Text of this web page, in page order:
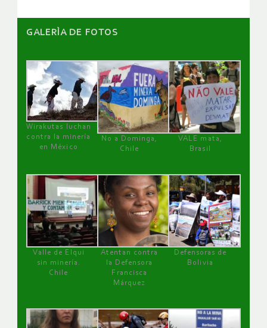
GALERÌA DE FOTOS
Wirakutas luchan
contra la minería
en México
No a Dominga,
Chile
VALE mata,
Brasil
Valle de Elqui
sin minería.
Chile
Atentan contra
la Defensora
Francisca
Márquez
Defensoras de
Bolivia